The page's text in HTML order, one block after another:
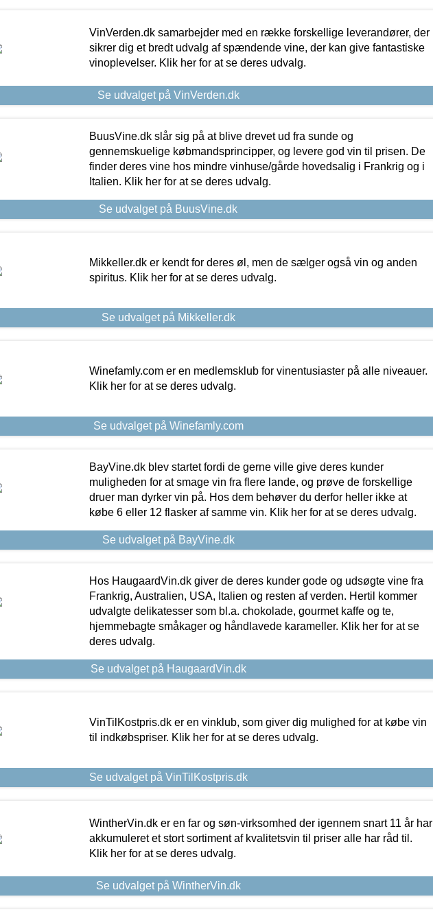
VinVerden.dk samarbejder med en række forskellige leverandører, der
sikrer dig et bredt udvalg af spændende vine, der kan give fantastiske
vinoplevelser. Klik her for at se deres udvalg.
Se udvalget på VinVerden.dk
BuusVine.dk slår sig på at blive drevet ud fra sunde og
gennemskuelige købmandsprincipper, og levere god vin til prisen. De
finder deres vine hos mindre vinhuse/gårde hovedsalig i Frankrig og i
Italien. Klik her for at se deres udvalg.
Se udvalget på BuusVine.dk
Mikkeller.dk er kendt for deres øl, men de sælger også vin og anden
spiritus. Klik her for at se deres udvalg.
Se udvalget på Mikkeller.dk
Winefamly.com er en medlemsklub for vinentusiaster på alle niveauer.
Klik her for at se deres udvalg.
Se udvalget på Winefamly.com
BayVine.dk blev startet fordi de gerne ville give deres kunder
muligheden for at smage vin fra flere lande, og prøve de forskellige
druer man dyrker vin på. Hos dem behøver du derfor heller ikke at
købe 6 eller 12 flasker af samme vin. Klik her for at se deres udvalg.
Se udvalget på BayVine.dk
Hos HaugaardVin.dk giver de deres kunder gode og udsøgte vine fra
Frankrig, Australien, USA, Italien og resten af verden. Hertil kommer
udvalgte delikatesser som bl.a. chokolade, gourmet kaffe og te,
hjemmebagte småkager og håndlavede karameller. Klik her for at se
deres udvalg.
Se udvalget på HaugaardVin.dk
VinTilKostpris.dk er en vinklub, som giver dig mulighed for at købe vin
til indkøbspriser. Klik her for at se deres udvalg.
Se udvalget på VinTilKostpris.dk
WintherVin.dk er en far og søn-virksomhed der igennem snart 11 år har
akkumuleret et stort sortiment af kvalitetsvin til priser alle har råd til.
Klik her for at se deres udvalg.
Se udvalget på WintherVin.dk